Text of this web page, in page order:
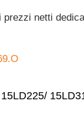
prezzi netti
15LD225/